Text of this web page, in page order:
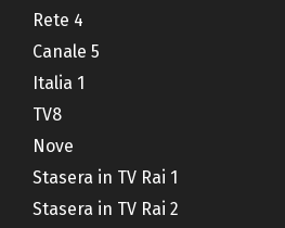
Rete 4
Canale 5
Italia 1
TV8
Nove
Stasera in TV Rai 1
Stasera in TV Rai 2